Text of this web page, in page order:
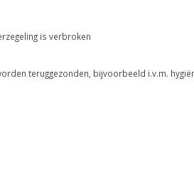
is verbroken
teruggezonden, bijvoorbeeld i.v.m.